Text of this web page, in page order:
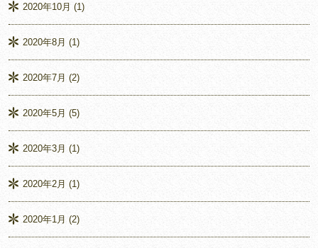
2020年10月 (1)
2020年8月 (1)
2020年7月 (2)
2020年5月 (5)
2020年3月 (1)
2020年2月 (1)
2020年1月 (2)